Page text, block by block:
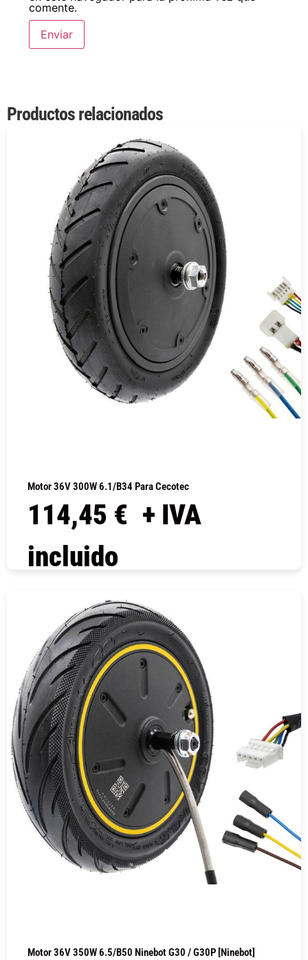
comente.
Productos relacionados
Motor 36V 300W 6.1/B34 Para Cecotec
114,45 € + IVA
incluido
Motor 36V 350W 6.5/B50 Ninebot G30 / G30P [Ninebot]